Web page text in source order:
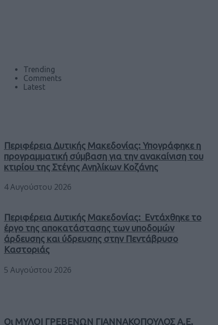
Trending
Comments
Latest
Περιφέρεια Δυτικής Μακεδονίας: Υπογράφηκε η
προγραμματική σύμβαση για την ανακαίνιση του
κτιρίου της Στέγης Ανηλίκων Κοζάνης
4 Αυγούστου 2026
Περιφέρεια Δυτικής Μακεδονίας: Εντάχθηκε το
έργο της αποκατάστασης των υποδομών
άρδευσης και ύδρευσης στην Πεντάβρυσο
Καστοριάς
5 Αυγούστου 2026
Οι ΜΥΛΟΙ ΓΡΕΒΕΝΩΝ ΓΙΑΝΝΑΚΟΠΟΥΛΟΣ Α.Ε.